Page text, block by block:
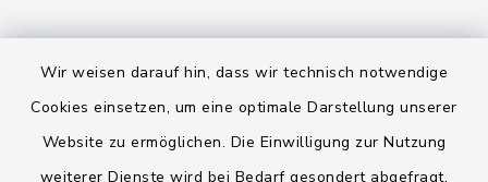
Wir weisen darauf hin, dass wir technisch notwendige
Cookies einsetzen, um eine optimale Darstellung unserer
Website zu ermöglichen. Die Einwilligung zur Nutzung
weiterer Dienste wird bei Bedarf gesondert abgefragt.
Kontakt